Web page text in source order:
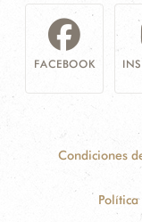
FACEBOOK
Condiciones